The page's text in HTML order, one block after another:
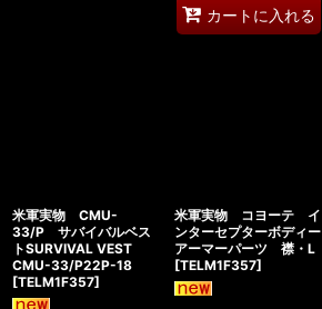
カートに入れる
米軍実物 CMU-
33/P サバイバルベス
トSURVIVAL VEST
CMU-33/P22P-18
[TELM1F357]
米軍実物 コヨーテ イ
ンターセプターボディー
アーマーパーツ 襟・L
[TELM1F357]